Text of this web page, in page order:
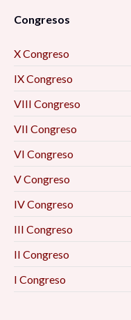
Congresos
X Congreso
IX Congreso
VIII Congreso
VII Congreso
VI Congreso
V Congreso
IV Congreso
III Congreso
II Congreso
I Congreso